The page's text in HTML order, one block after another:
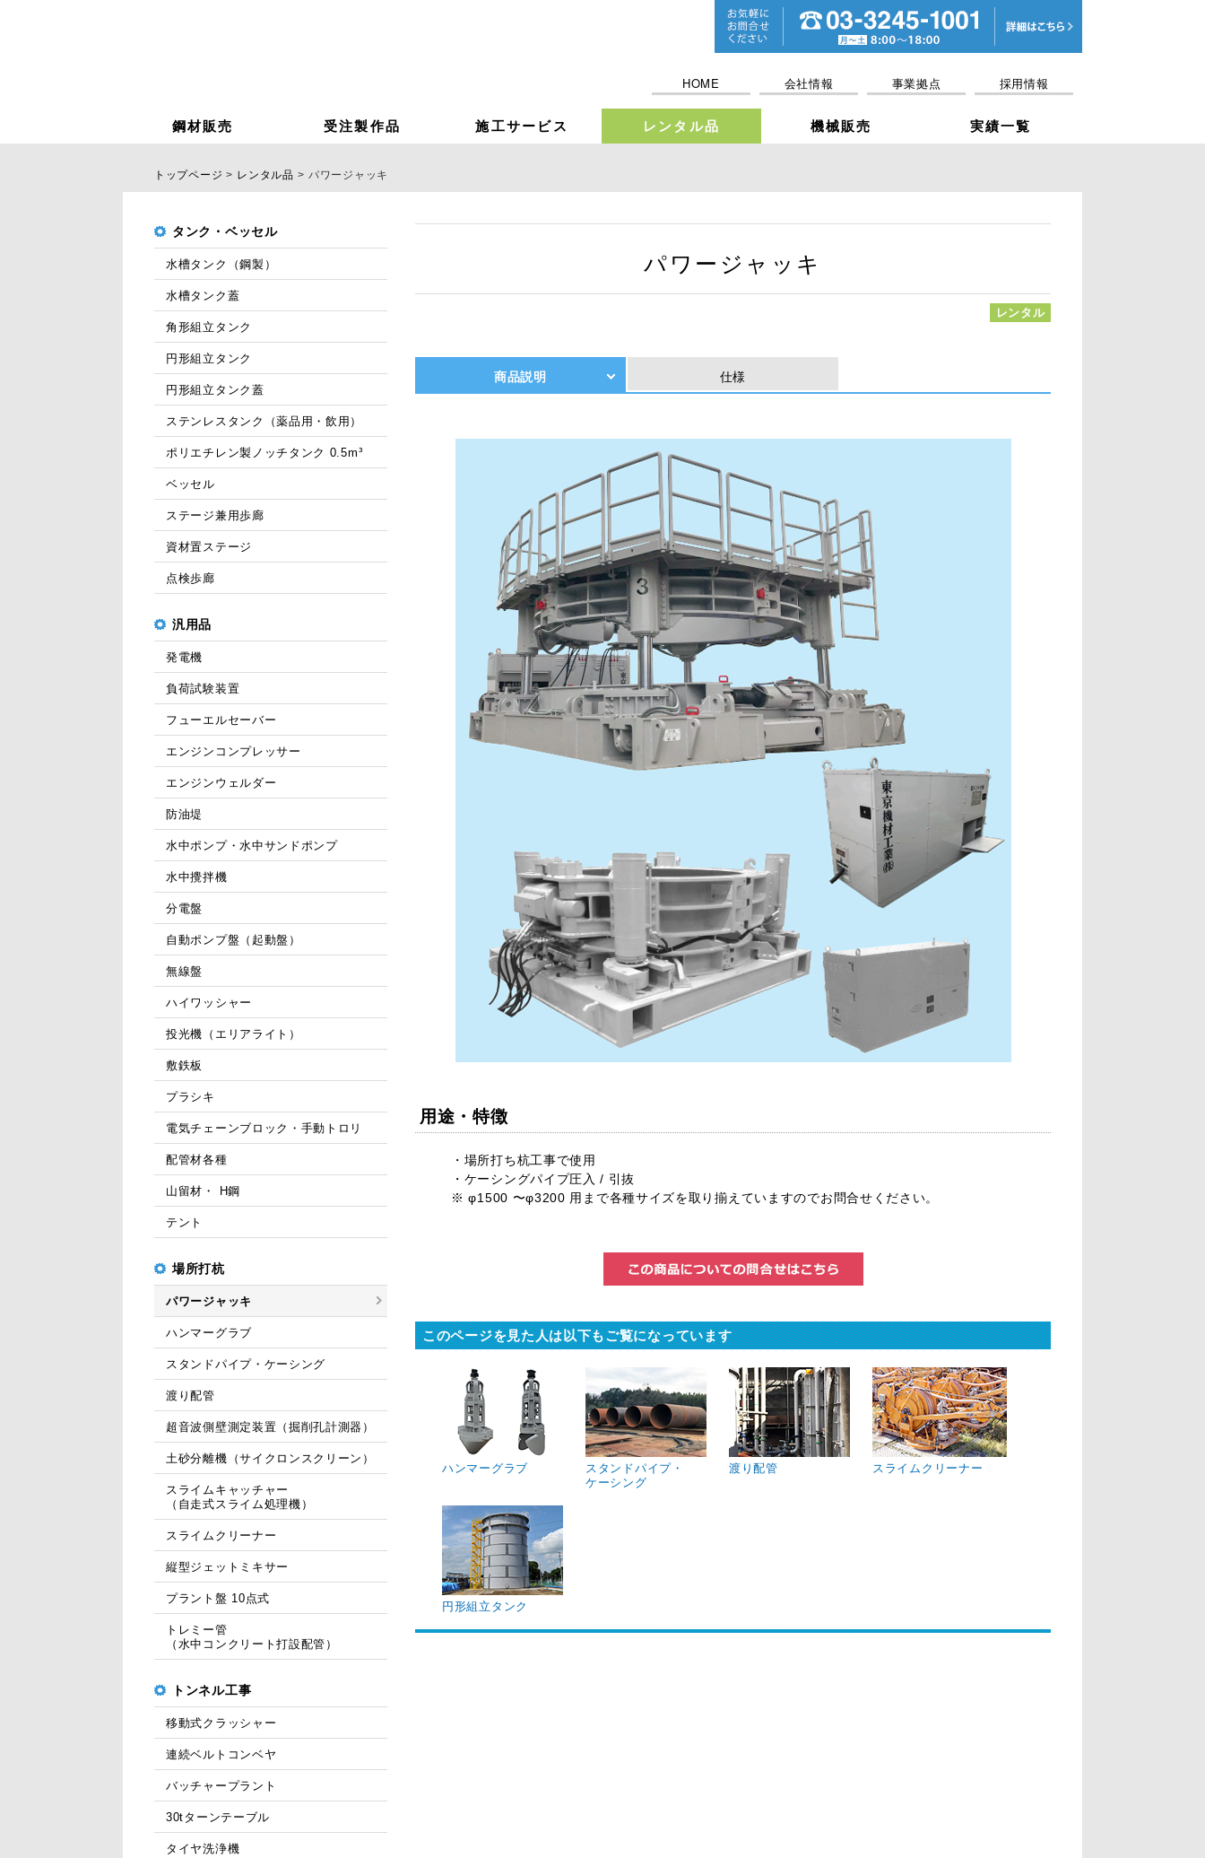
HOME 会社情報 事業拠点 採用情報
鋼材販売 受注製作品 施工サービス レンタル品 機械販売 実績一覧
トップページ レンタル品 パワージャッキ
パワージャッキ
レンタル
商品説明 仕様
用途・特徴
・場所打ち杭工事で使用
・ケーシングパイプ圧入 / 引抜
※ φ1500 〜φ3200 用まで各種サイズを取り揃えていますのでお問合せください。
このページを見た人は以下もご覧になっています
ハンマーグラブ
スタンドパイプ・
ケーシング
渡り配管 スライムクリーナー
円形組立タンク
タンク・ベッセル
水槽タンク（鋼製）
水槽タンク蓋
角形組立タンク
円形組立タンク
円形組立タンク蓋
ステンレスタンク（薬品用・飲用）
ポリエチレン製ノッチタンク 0.5m³
ベッセル
ステージ兼用歩廊
資材置ステージ
点検歩廊
汎用品
発電機
負荷試験装置
フューエルセーバー
エンジンコンプレッサー
エンジンウェルダー
防油堤
水中ポンプ・水中サンドポンプ
水中攪拌機
分電盤
自動ポンプ盤（起動盤）
無線盤
ハイワッシャー
投光機（エリアライト）
敷鉄板
プラシキ
電気チェーンブロック・手動トロリ
配管材各種
山留材・ H鋼
テント
場所打杭
パワージャッキ
ハンマーグラブ
スタンドパイプ・ケーシング
渡り配管
超音波側壁測定装置（掘削孔計測器）
土砂分離機（サイクロンスクリーン）
スライムキャッチャー
（自走式スライム処理機）
スライムクリーナー
縦型ジェットミキサー
プラント盤 10点式
トレミー管
（水中コンクリート打設配管）
トンネル工事
移動式クラッシャー
連続ベルトコンベヤ
バッチャープラント
30tターンテーブル
タイヤ洗浄機